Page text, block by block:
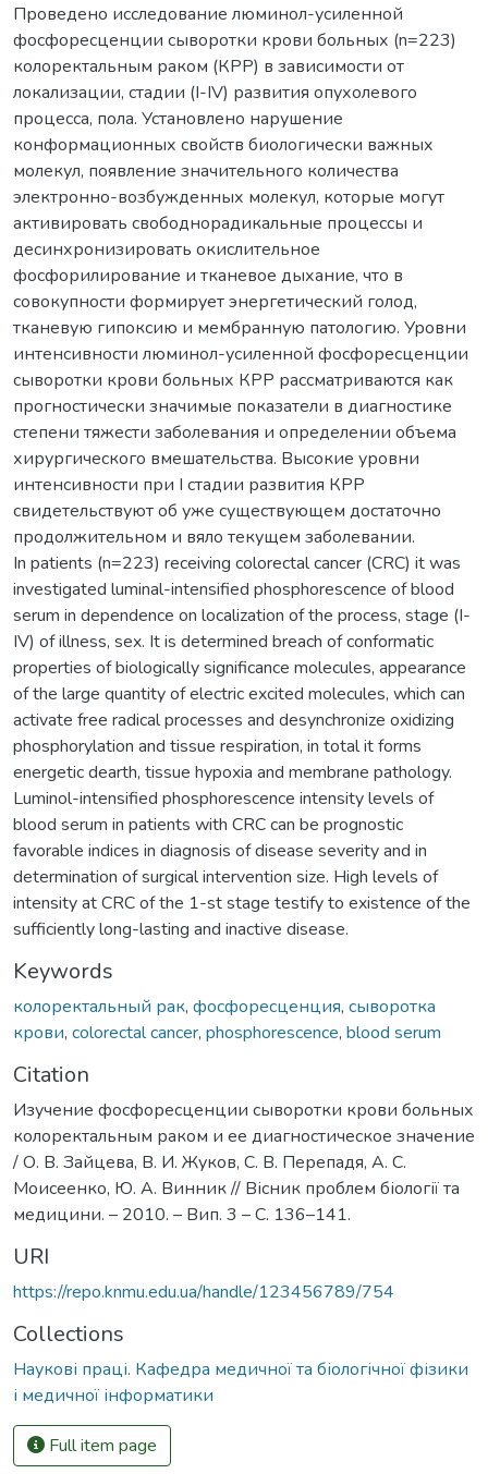
Проведено исследование люминол-усиленной
фосфоресценции сыворотки крови больных (n=223)
колоректальным раком (КРР) в зависимости от
локализации, стадии (I-IV) развития опухолевого
процесса, пола. Установлено нарушение
конформационных свойств биологически важных
молекул, появление значительного количества
электронно-возбужденных молекул, которые могут
активировать свободнорадикальные процессы и
десинхронизировать окислительное
фосфорилирование и тканевое дыхание, что в
совокупности формирует энергетический голод,
тканевую гипоксию и мембранную патологию. Уровни
интенсивности люминол-усиленной фосфоресценции
сыворотки крови больных КРР рассматриваются как
прогностически значимые показатели в диагностике
степени тяжести заболевания и определении объема
хирургического вмешательства. Высокие уровни
интенсивности при I стадии развития КРР
свидетельствуют об уже существующем достаточно
продолжительном и вяло текущем заболевании.
In patients (n=223) receiving colorectal cancer (CRC) it was
investigated luminal-intensified phosphorescence of blood
serum in dependence on localization of the process, stage (I-
IV) of illness, sex. It is determined breach of conformatic
properties of biologically significance molecules, appearance
of the large quantity of electric excited molecules, which can
activate free radical processes and desynchronize oxidizing
phosphorylation and tissue respiration, in total it forms
energetic dearth, tissue hypoxia and membrane pathology.
Luminol-intensified phosphorescence intensity levels of
blood serum in patients with CRC can be prognostic
favorable indices in diagnosis of disease severity and in
determination of surgical intervention size. High levels of
intensity at CRC of the 1-st stage testify to existence of the
sufficiently long-lasting and inactive disease.
Keywords
колоректальный рак, фосфоресценция, сыворотка
крови, colorectal cancer, phosphorescence, blood serum
Citation
Изучение фосфоресценции сыворотки крови больных
колоректальным раком и ее диагностическое значение
/ О. В. Зайцева, В. И. Жуков, С. В. Перепадя, А. С.
Моисеенко, Ю. А. Винник // Вісник проблем біології та
медицини. – 2010. – Вип. 3 – С. 136–141.
URI
https://repo.knmu.edu.ua/handle/123456789/754
Collections
Наукові праці. Кафедра медичної та біологічної фізики
і медичної інформатики
Full item page